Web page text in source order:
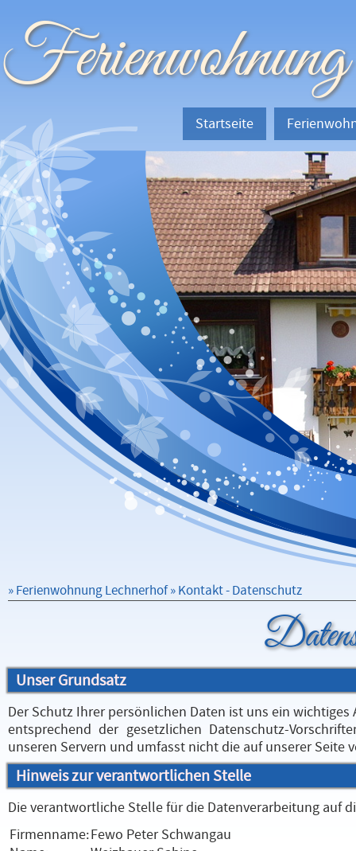
Startseite
» Ferienwohnung Lechnerhof» Kontakt - Datenschutz
Unser Grundsatz
Der Schutz Ihrer persönlichen Daten ist uns ein
entsprechend der gesetzlichen Datenschutz-
unseren Servern und umfasst nicht die auf unserer Seite
Hinweis zur verantwortlichen Stelle
Die verantwortliche Stelle für die Datenverarbeitung auf
Firmenname:Fewo Peter Schwangau